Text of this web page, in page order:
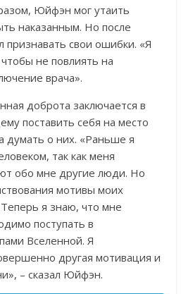
Юйфэн мог утаить
наказанным. Но после
признавать свои ошибки. «Я
не повлиять на
врача».
доброта заключается в
поставить себя на место
думать о них. «Раньше я
так как меня
обо мне другие люди. Но
мотивы моих
я знаю, что мне
поступать в
Вселенной. Я
другая мотивация и
– сказал Юйфэн.